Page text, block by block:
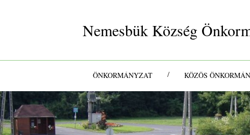
Nemesbük Község
ÖNKORMÁNYZAT / KÖZÖS